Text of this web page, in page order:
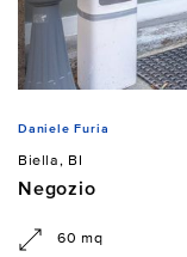
Daniele Furia
Biella, BI
Negozio
60 mq